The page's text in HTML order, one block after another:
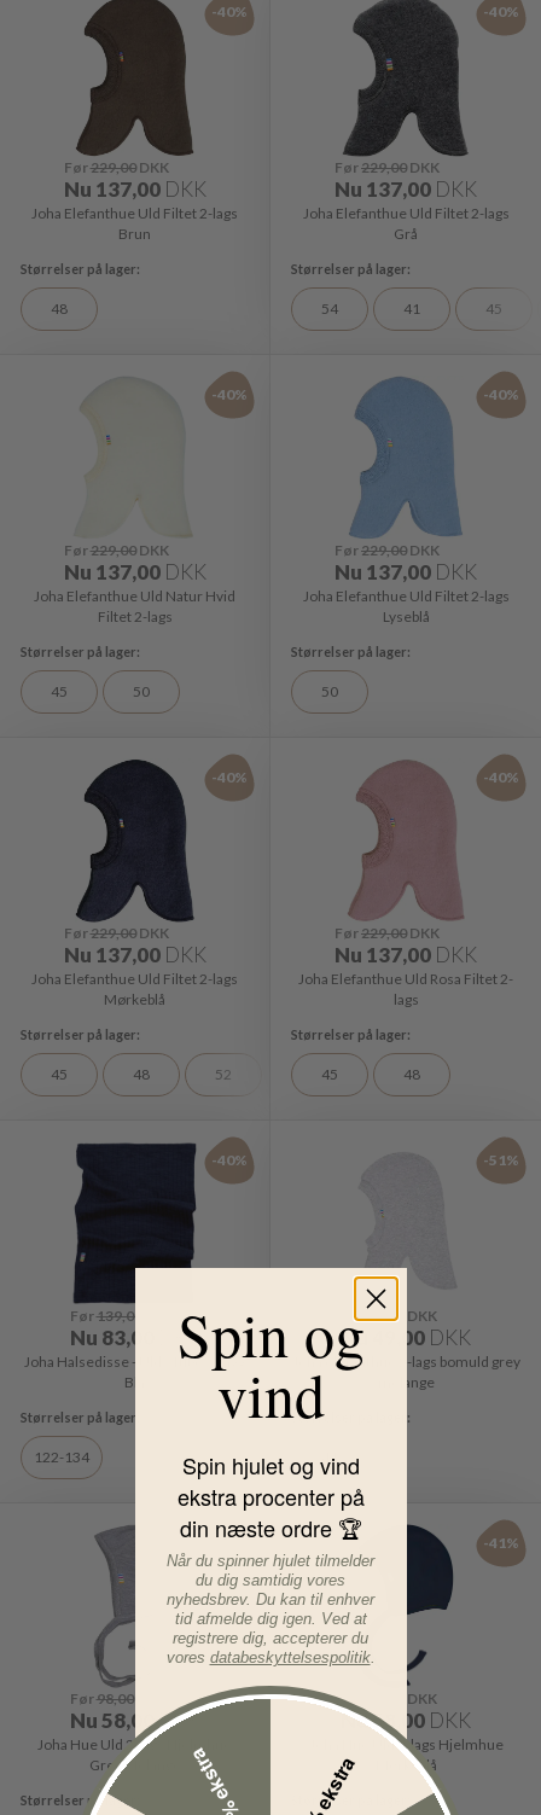
-40%
Før229,00DKK
Nu 137,00 DKK
Joha Elefanthue Uld Filtet 2-lags
Brun
48
-40%
Før229,00 DKK
Nu 137,00 DKK
Joha Elefanthue Uld Filtet 2-lags
Grå
54 41 45
-40%
Før229,00DKK
Nu 137,00 DKK
Joha Elefanthue Uld Natur Hvid
Filtet 2-lags
45 50
-40%
Før229,00 DKK
Nu 137,00 DKK
Joha Elefanthue Uld Filtet 2-lags
Lyseblå
50
-40%
Før229,00DKK
Nu 137,00 DKK
Joha Elefanthue Uld Filtet 2-lags
Mørkeblå
45 48 52
-40%
Før229,00 DKK
Nu 137,00 DKK
Joha Elefanthue Uld Rosa Filtet 2-
lags
45 48
-40%
Før139,00
Nu 83,00 DKK
Joha Halsedisse - Uld - Tube - Navy
Blå
122-134
-51%
Før99,00 DKK
Nu 49,00 DKK
Joha elefanthue 2-lags bomuld grey
melange
41
-41%
Før98,00DKK
Nu58,00DKK
Joha Hue Uld 2-lags Hjelmhue
Grey Melange
-41%
Før DKK
Nu58,00 DKK
Joha Hue Uld 2-lags Hjelmhue
Mørkeblå
Spin og
vind
Spin hjulet og vind
ekstra procenter på
din næste ordre 🏆
Når du spinner hjulet tilmelder
du dig samtidig vores
nyhedsbrev. Du kan til enhver
tid afmelde dig igen. Ved at
registrere dig, accepterer du
vores databeskyttelsespolitik.
5% ekstra
15% ekstra